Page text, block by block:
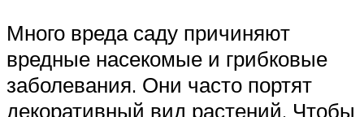
Много вреда саду причиняют
вредные насекомые и грибковые
заболевания. Они часто портят
декоративный вид растений. Чтобы